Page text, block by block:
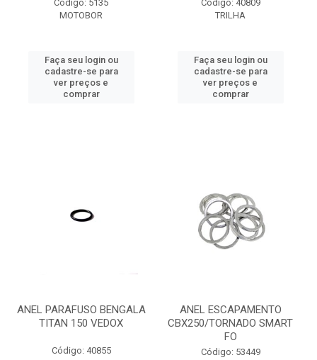
Código: 5135
MOTOBOR
Faça seu login ou
cadastre-se para
ver preços e
comprar
Código: 40809
TRILHA
Faça seu login ou
cadastre-se para
ver preços e
comprar
ANEL PARAFUSO BENGALA
TITAN 150 VEDOX
Código: 40855
ANEL ESCAPAMENTO
CBX250/TORNADO SMART
FO
Código: 53449